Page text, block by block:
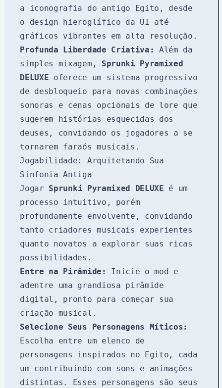
a iconografia do antigo Egito, desde
o design hieroglífico da UI até
gráficos vibrantes em alta resolução.
Profunda Liberdade Criativa:
Além da
simples mixagem, Sprunki Pyramixed
DELUXE oferece um sistema progressivo
de desbloqueio para novas combinações
sonoras e cenas opcionais de lore que
sugerem histórias esquecidas dos
deuses, convidando os jogadores a se
tornarem faraós musicais.
Jogabilidade: Arquitetando Sua
Sinfonia Antiga
Jogar Sprunki Pyramixed DELUXE é um
processo intuitivo, porém
profundamente envolvente, convidando
tanto criadores musicais experientes
quanto novatos a explorar suas ricas
possibilidades.
Entre na Pirâmide:
Inicie o mod e
adentre uma grandiosa pirâmide
digital, pronto para começar sua
criação musical.
Selecione Seus Personagens Míticos:
Escolha entre um elenco de
personagens inspirados no Egito, cada
um contribuindo com sons e animações
distintas. Esses personagens são seus